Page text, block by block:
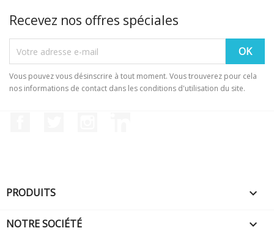
Recevez nos offres spéciales
Vous pouvez vous désinscrire à tout moment. Vous trouverez pour cela
nos informations de contact dans les conditions d'utilisation du site.
PRODUITS 
NOTRE SOCIÉTÉ 